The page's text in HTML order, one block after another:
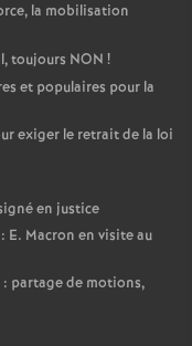
la mobilisation
toujours NON !
et populaires pour la
exiger le retrait de la loi
en justice
: E. Macron en visite au
partage de motions,